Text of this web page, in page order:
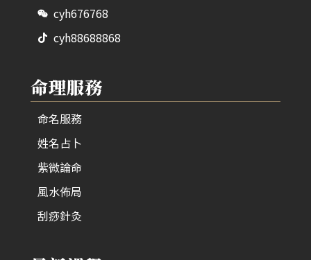
cyh676768
cyh88688868
命理服務
命名服務
姓名占卜
紫微論命
風水佈局
刮痧針灸